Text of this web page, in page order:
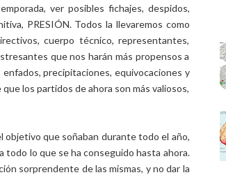
ver posibles fichajes, despidos,
PRESIÓN. Todos la llevaremos como
cuerpo técnico, representantes,
que nos harán más propensos a
precipitaciones, equivocaciones y
los partidos de ahora son más valiosos,
objetivo que soñaban durante todo el año,
lo que se ha conseguido hasta ahora.
sorprendente de las mismas, y no dar la